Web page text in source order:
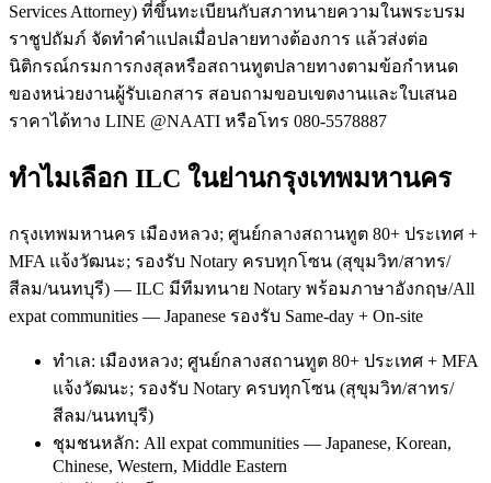
Services Attorney) ที่ขึ้นทะเบียนกับสภาทนายความในพระบรม
ราชูปถัมภ์ จัดทำคำแปลเมื่อปลายทางต้องการ แล้วส่งต่อ
นิติกรณ์กรมการกงสุลหรือสถานทูตปลายทางตามข้อกำหนด
ของหน่วยงานผู้รับเอกสาร สอบถามขอบเขตงานและใบเสนอ
ราคาได้ทาง LINE @NAATI หรือโทร 080-5578887
ทำไมเลือก ILC ในย่านกรุงเทพมหานคร
กรุงเทพมหานคร เมืองหลวง; ศูนย์กลางสถานทูต 80+ ประเทศ +
MFA แจ้งวัฒนะ; รองรับ Notary ครบทุกโซน (สุขุมวิท/สาทร/
สีลม/นนทบุรี) — ILC มีทีมทนาย Notary พร้อมภาษาอังกฤษ/All
expat communities — Japanese รองรับ Same-day + On-site
ทำเล: เมืองหลวง; ศูนย์กลางสถานทูต 80+ ประเทศ + MFA
แจ้งวัฒนะ; รองรับ Notary ครบทุกโซน (สุขุมวิท/สาทร/
สีลม/นนทบุรี)
ชุมชนหลัก: All expat communities — Japanese, Korean,
Chinese, Western, Middle Eastern